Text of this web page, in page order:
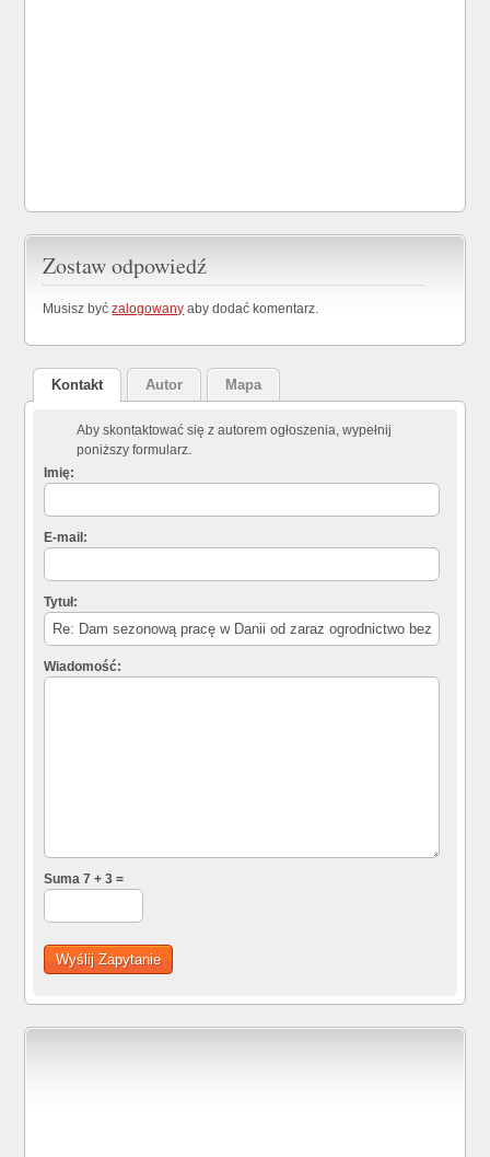
Zostaw odpowiedź
Musisz byćzalogowany aby dodać komentarz.
Kontakt Autor Mapa
Aby skontaktować się z autorem ogłoszenia, wypełnij
poniższy formularz.
Imię:
E-mail:
Tytuł:
Wiadomość:
Suma 7 + 3 =